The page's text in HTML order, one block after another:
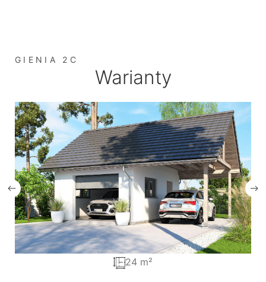
GIENIA 2C
Warianty
24 m²